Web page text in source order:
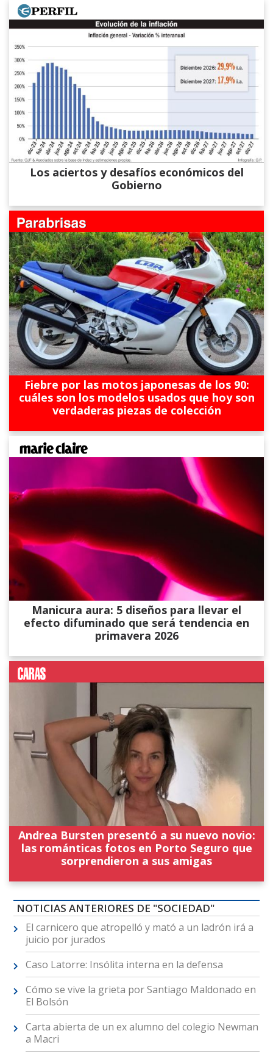
Los aciertos y desafíos económicos del
Gobierno
Fiebre por las motos japonesas de los 90:
cuáles son los modelos usados que hoy son
verdaderas piezas de colección
Manicura aura: 5 diseños para llevar el
efecto difuminado que será tendencia en
primavera 2026
Andrea Bursten presentó a su nuevo novio:
las románticas fotos en Porto Seguro que
sorprendieron a sus amigas
NOTICIAS ANTERIORES DE "SOCIEDAD"
El carnicero que atropelló y mató a un ladrón irá a
juicio por jurados
Caso Latorre: Insólita interna en la defensa
Cómo se vive la grieta por Santiago Maldonado en
El Bolsón
Carta abierta de un ex alumno del colegio Newman
a Macri